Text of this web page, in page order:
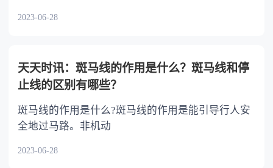
2023-06-28
天天时讯：斑马线的作用是什么？斑马线和停
止线的区别有哪些？
斑马线的作用是什么?斑马线的作用是能引导行人安
全地过马路。非机动
2023-06-28